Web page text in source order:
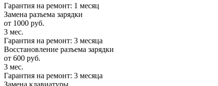
Гарантия на ремонт: 1 месяц
Замена разъема зарядки
от 1000 руб.
3 мес.
Гарантия на ремонт: 3 месяца
Восстановление разъема зарядки
от 600 руб.
3 мес.
Гарантия на ремонт: 3 месяца